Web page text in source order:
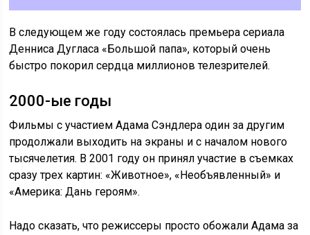
В следующем же году состоялась премьера сериала
Денниса Дугласа «Большой папа», который очень
быстро покорил сердца миллионов телезрителей.
2000-ые годы
Фильмы с участием Адама Сэндлера один за другим
продолжали выходить на экраны и с началом нового
тысячелетия. В 2001 году он принял участие в съемках
сразу трех картин: «Животное», «Необъявленный» и
«Америка: Дань героям».
Надо сказать, что режиссеры просто обожали Адама за